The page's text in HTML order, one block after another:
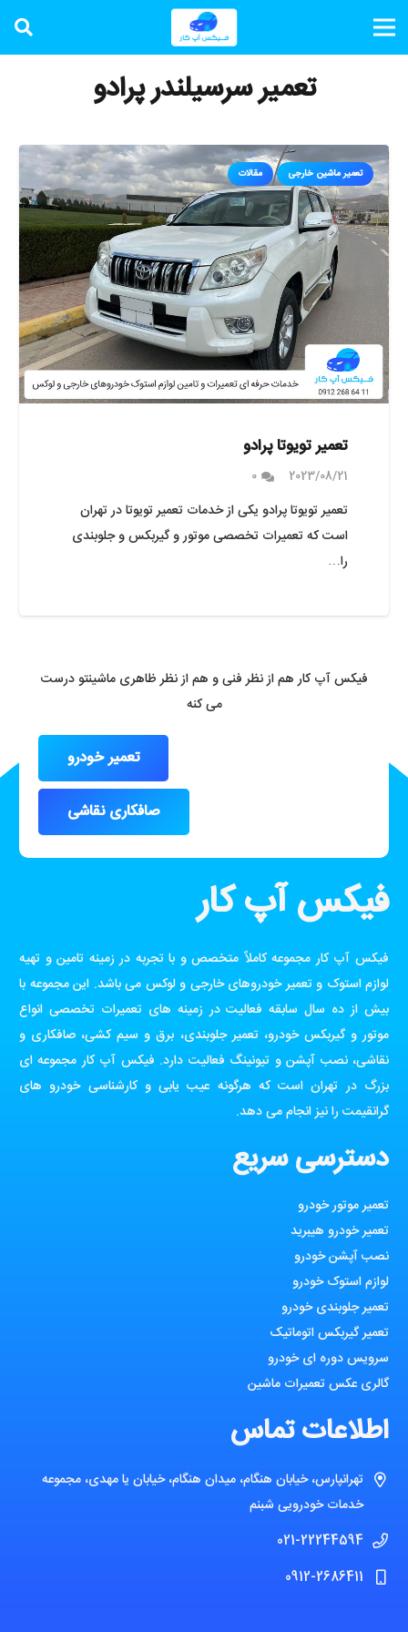
تعمیر سرسیلندر پرادو
تعمیر ماشین خارجی مقالات
تعمیر تویوتا پرادو
2023/08/21
0
تعمیر تویوتا پرادو یکی از خدمات تعمیر تویوتا در تهران
است که تعمیرات تخصصی موتور و گیربکس و جلوبندی
را…
فیکس آپ کار هم از نظر فنی و هم از نظر ظاهری ماشینتو درست
می کنه
تعمیر خودرو
صافکاری نقاشی
فیکس آپ کار
فیکس آپ کار مجموعه کاملاً متخصص و با تجربه در زمینه تامین و تهیه
لوازم استوک و تعمیر خودروهای خارجی و لوکس می باشد. این مجموعه با
بیش از ده سال سابقه فعالیت در زمینه های تعمیرات تخصصی انواع
موتور و گیربکس خودرو، تعمیر جلوبندی، برق و سیم کشی، صافکاری و
نقاشی، نصب آپشن و تیونینگ فعالیت دارد. فیکس آپ کار مجموعه ای
بزرگ در تهران است که هرگونه عیب یابی و کارشناسی خودرو های
گرانقیمت را نیز انجام می دهد.
دسترسی سریع
تعمیر موتور خودرو
تعمیر خودرو هیبرید
نصب آپشن خودرو
لوازم استوک خودرو
تعمیر جلوبندی خودرو
تعمیر گیربکس اتوماتیک
سرویس دوره ای خودرو
گالری عکس تعمیرات ماشین
اطلاعات تماس
تهرانپارس، خیابان هنگام، میدان هنگام، خیابان یا مهدی، مجموعه
خدمات خودرویی شبنم
021-22244594
0912-2686411